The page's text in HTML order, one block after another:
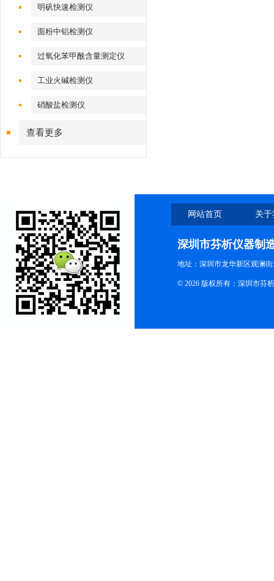
明矾快速检测仪
面粉中铝检测仪
过氧化苯甲酰含量测定仪
工业火碱检测仪
硝酸盐检测仪
查看更多
网站首页 关
深圳市芬析仪器制
地址：深圳市龙华新区观澜
© 2026 版权所有：深圳市芬